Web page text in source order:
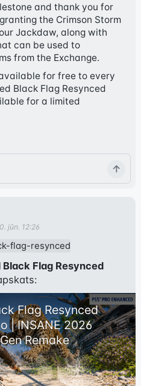
and thank you for
the Crimson Storm
Jackdaw, along with
can be used to
from the Exchange.
for free to every
Black Flag Resynced
for a limited
jūn. 12:26
flag-resynced
Flag Resynced
Flag Resynced
| INSANE 2026
Remake